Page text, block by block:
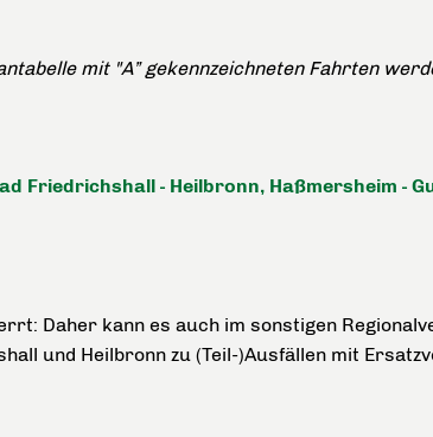
mit "A” gekennzeichneten Fahrten
Friedrichshall - Heilbronn, Haßmersheim -
Daher kann es auch im sonstigen
und Heilbronn zu (Teil-)Ausfällen mit